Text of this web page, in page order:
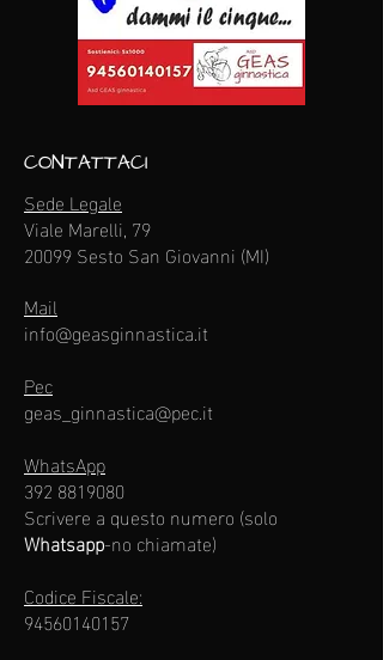
CONTATTACI
Sede Legale
Viale Marelli, 79
20099 Sesto San Giovanni (MI)
Mail
info@geasginnastica.it
Pec
geas_ginnastica@pec.it
WhatsApp
392 8819080
Scrivere a questo numero (solo
Whatsapp-no chiamate)​
Codice Fiscale:
94560140157